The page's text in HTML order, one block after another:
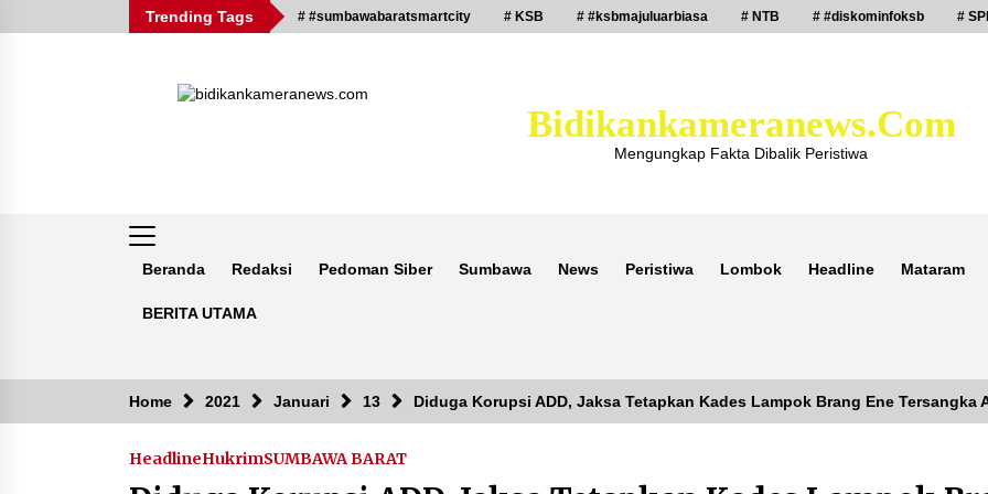
to
Trending Tags # #sumbawabaratsmartcity # KSB # #ksbmajuluarbiasa # NTB # #diskominfoksb #
Bidikankameranews.com
Mengungkap Fakta Dibalik Peristiwa
Beranda Redaksi Pedoman Siber Sumbawa News Peristiwa Lombok Headline Mataram
BERITA UTAMA
Breaking News
Kejaksaan KSB Mulai Lidik Mafia
Tanah Desa Sekongkang Bawah
Sepayung Kec. Plampang, Polres
Home 2021 Januari 13 Diduga Korupsi ADD, Jaksa Tetapkan Kades Lampok Brang Ene Tersangka
HeadlineHukrimSUMBAWA BARAT